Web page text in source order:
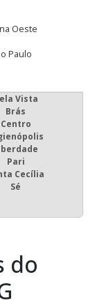
Oeste
Paulo
Vista
Brás
Centro
Pari
Cecília
Sé
do